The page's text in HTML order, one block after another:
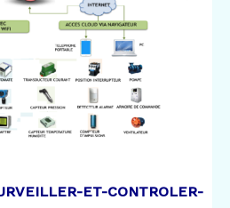
ET-CONTROLER-